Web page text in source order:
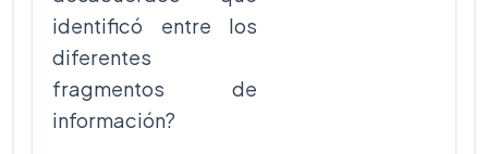
identificó entre los
diferentes
fragmentos de
información?